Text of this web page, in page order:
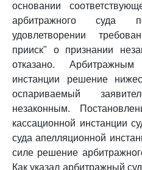
основании
арбитражного суда
удовлетворении
прииск" о признании
отказано.
инстанции решение
оспариваемый
незаконным.
кассационной инстанции
суда апелляционной
силе решение
Как указал арбитражный